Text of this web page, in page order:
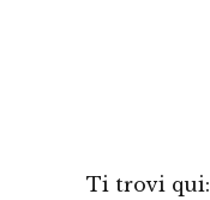
Ti trovi qui: